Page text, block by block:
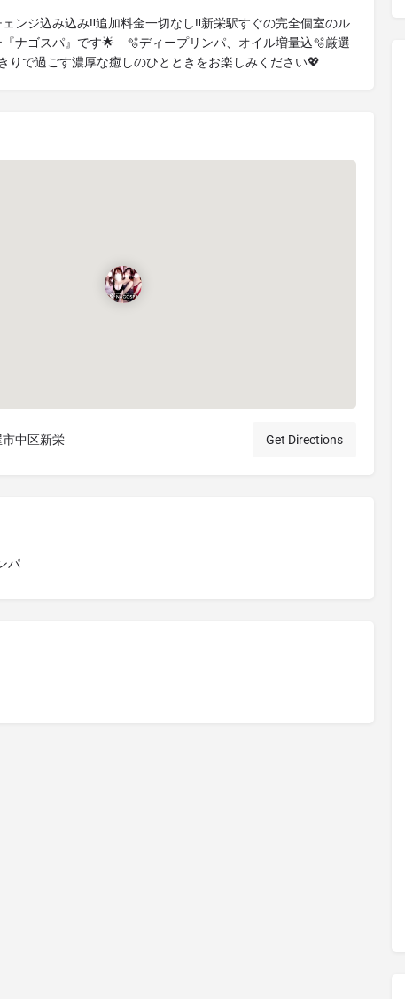
ンジ込み込み‼️追加料金一切なし‼️新栄駅すぐの完全個室のル
『ナゴスパ』です🌟 🫧ディープリンパ、オイル増量込🫧厳選
りで過ごす濃厚な癒しのひとときをお楽しみください💖
中区新栄 Get Directions
パ